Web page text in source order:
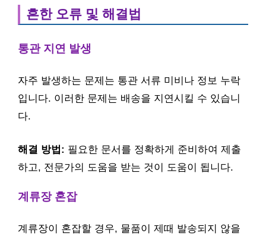
흔한 오류 및 해결법
통관 지연 발생
자주 발생하는 문제는 통관 서류 미비나 정보 누락
입니다. 이러한 문제는 배송을 지연시킬 수 있습니
다.
해결 방법: 필요한 문서를 정확하게 준비하여 제출
하고, 전문가의 도움을 받는 것이 도움이 됩니다.
계류장 혼잡
계류장이 혼잡할 경우, 물품이 제때 발송되지 않을